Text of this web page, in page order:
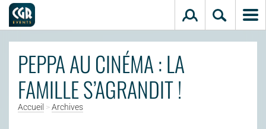
PEPPA AU CINÉMA : LA
FAMILLE S’AGRANDIT !
Accueil >Archives